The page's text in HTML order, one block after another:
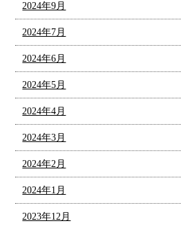
2024年9月
2024年7月
2024年6月
2024年5月
2024年4月
2024年3月
2024年2月
2024年1月
2023年12月